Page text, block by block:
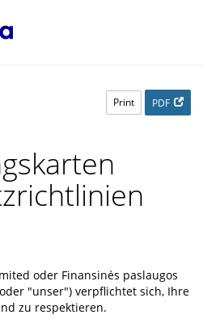
Print PDF
oder Finansinės paslaugos
"unser") verpflichtet sich, Ihre
zu respektieren.